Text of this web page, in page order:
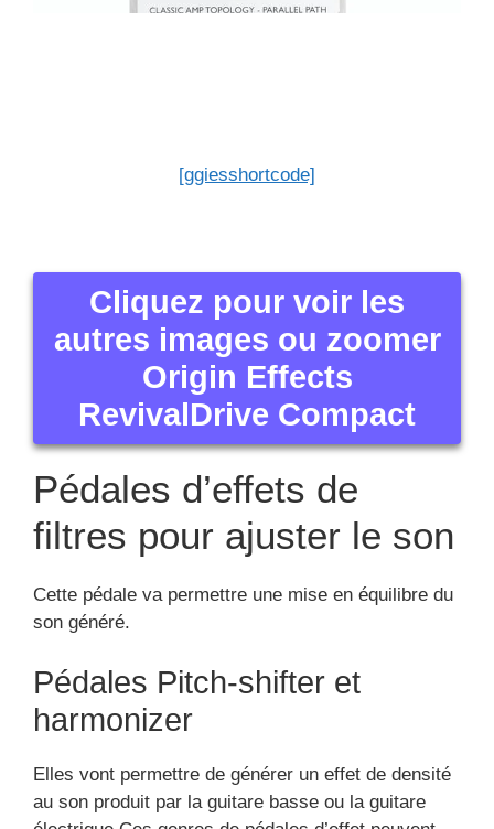
[ggiesshortcode]
Cliquez pour voir les
autres images ou zoomer
Origin Effects
RevivalDrive Compact
Pédales d’effets de
filtres pour ajuster le son
Cette pédale va permettre une mise en équilibre du
son généré.
Pédales Pitch-shifter et
harmonizer
Elles vont permettre de générer un effet de densité
au son produit par la guitare basse ou la guitare